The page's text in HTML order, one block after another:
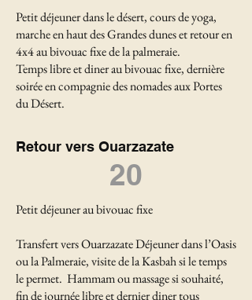
Petit déjeuner dans le désert, cours de yoga,
marche en haut des Grandes dunes et retour en
4x4 au bivouac fixe de la palmeraie.
Temps libre et diner au bivouac fixe, dernière
soirée en compagnie des nomades aux Portes
du Désert.
Retour vers Ouarzazate
20
Petit déjeuner au bivouac fixe
Transfert vers Ouarzazate Déjeuner dans l’Oasis
ou la Palmeraie, visite de la Kasbah si le temps
le permet. Hammam ou massage si souhaité,
fin de journée libre et dernier diner tous